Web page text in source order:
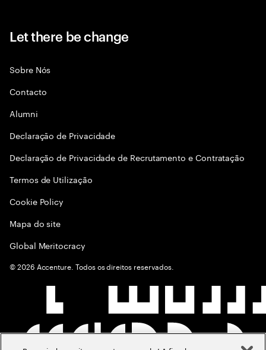
Let there be change
Sobre Nós
Contacto
Alumni
Declaraçāo de Privacidade
Declaração de Privacidade de Recrutamento e Contratação
Termos de Utilização
Cookie Policy
Mapa do site
Global Meritocracy
©2026 Accenture. Todos os direitos reservados.